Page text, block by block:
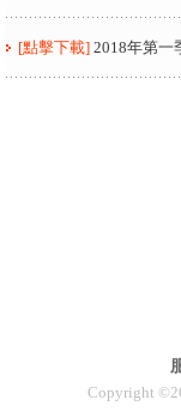
[點擊下載] 2018年第一
Copyright